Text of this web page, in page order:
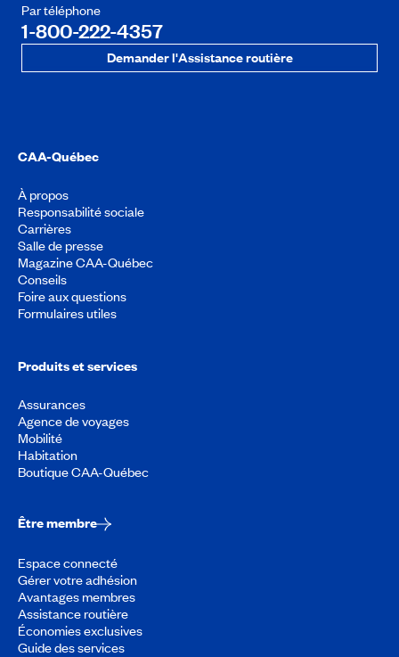
Par téléphone
1-800-222-4357
Demander l'Assistance routière
CAA-Québec
À propos
Responsabilité sociale
Carrières
Salle de presse
Magazine CAA-Québec
Conseils
Foire aux questions
Formulaires utiles
Produits et services
Assurances
Agence de voyages
Mobilité
Habitation
Boutique CAA-Québec
Être membre
Espace connecté
Gérer votre adhésion
Avantages membres
Assistance routière
Économies exclusives
Guide des services